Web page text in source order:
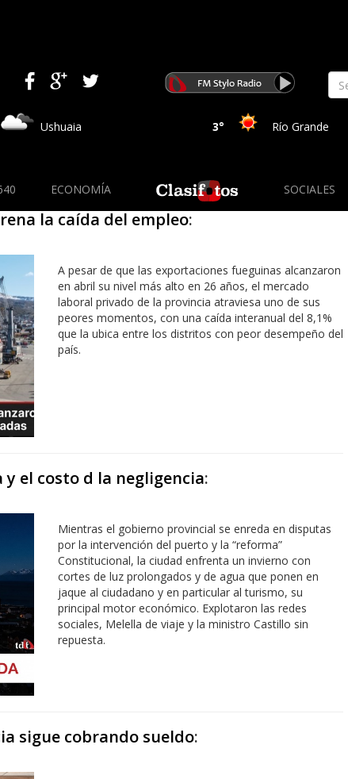
Ushuaia 3° Río Grande
ECONOMÍA SOCIALES
la caída del empleo:
A pesar de que las exportaciones fueguinas alcanzaron
en abril su nivel más alto en 26 años, el mercado
laboral privado de la provincia atraviesa uno de sus
peores momentos, con una caída interanual del 8,1%
que la ubica entre los distritos con peor desempeño del
país.
y el costo d la negligencia:
Mientras el gobierno provincial se enreda en disputas
por la intervención del puerto y la “reforma”
Constitucional, la ciudad enfrenta un invierno con
cortes de luz prolongados y de agua que ponen en
jaque al ciudadano y en particular al turismo, su
principal motor económico. Explotaron las redes
sociales, Melella de viaje y la ministro Castillo sin
repuesta.
sigue cobrando sueldo: